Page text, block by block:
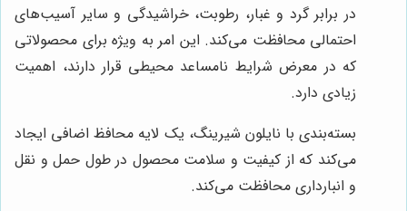
در برابر گرد و غبار، رطوبت، خراشیدگی و سایر آسیب‌های
احتمالی محافظت می‌کند. این امر به ویژه برای محصولاتی
که در معرض شرایط نامساعد محیطی قرار دارند، اهمیت
زیادی دارد.
بسته‌بندی با نایلون شیرینگ، یک لایه محافظ اضافی ایجاد
می‌کند که از کیفیت و سلامت محصول در طول حمل و نقل
و انبارداری محافظت می‌کند.